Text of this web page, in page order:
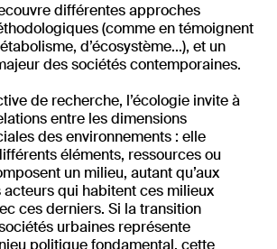
différentes approches
(comme en témoignent
d’écosystème...), et un
des sociétés contemporaines.
de recherche, l’écologie invite à
entre les dimensions
des environnements : elle
éléments, ressources ou
un milieu, autant qu’aux
acteurs qui habitent ces milieux
ces derniers. Si la transition
urbaines représente